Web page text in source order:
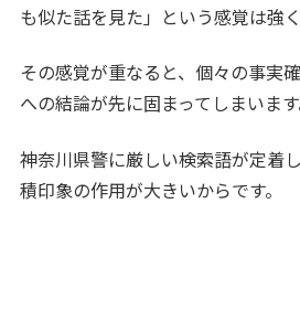
も似た話を見た」という感覚は強く
その感覚が重なると、個々の事実
への結論が先に固まってしまいます
神奈川県警に厳しい検索語が定着
積印象の作用が大きいからです。